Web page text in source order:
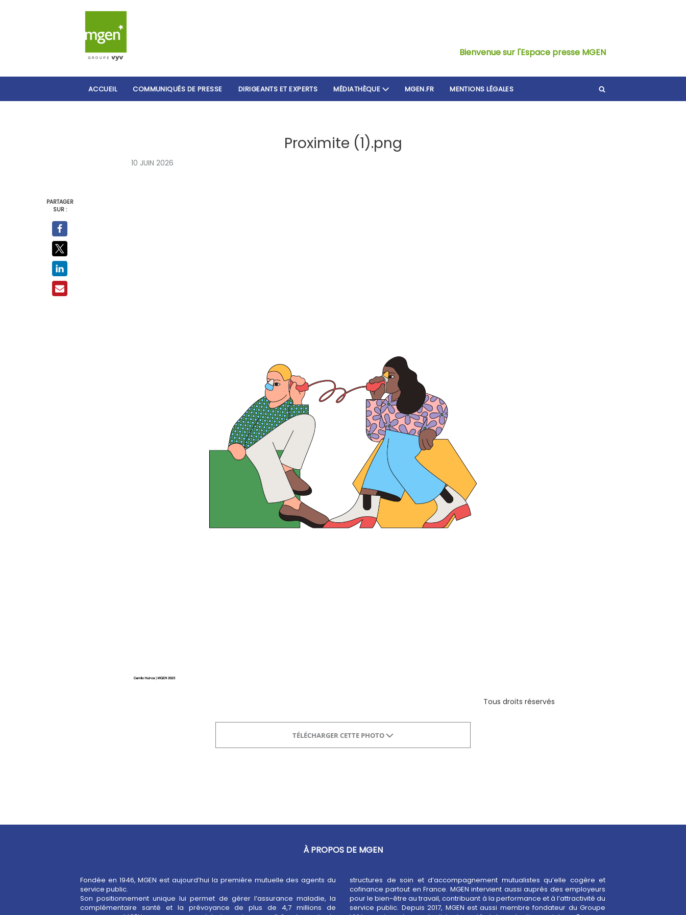
Bienvenue sur l'Espace presse MGEN
ACCUEIL COMMUNIQUÉS DE PRESSE DIRIGEANTS ET EXPERTS MÉDIATHÈQUE MGEN.FR MENTIONS LÉGALES
Proximite (1).png
10 JUIN 2026
PARTAGER
SUR :
Tous droits réservés
TÉLÉCHARGER CETTE PHOTO
À PROPOS DE MGEN
Fondée en 1946, MGEN est aujourd’hui la première mutuelle des agents du
service public.
Son positionnement unique lui permet de gérer l’assurance maladie, la
complémentaire santé et la prévoyance de plus de 4,7 millions de
structures de soin et d’accompagnement mutualistes qu’elle cogère et
cofinance partout en France. MGEN intervient aussi auprès des employeurs
pour le bien-être au travail, contribuant à la performance et à l’attractivité du
service public. Depuis 2017, MGEN est aussi membre fondateur du Groupe